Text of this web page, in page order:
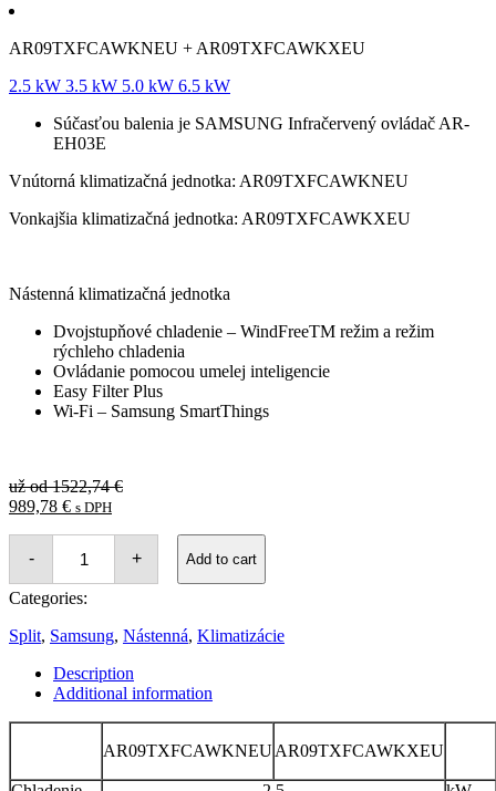
AR09TXFCAWKNEU + AR09TXFCAWKXEU
2.5 kW 3.5 kW 5.0 kW 6.5 kW
Súčasťou balenia je SAMSUNG Infračervený ovládač AR-
EH03E
Vnútorná klimatizačná jednotka: AR09TXFCAWKNEU
Vonkajšia klimatizačná jednotka: AR09TXFCAWKXEU
Nástenná klimatizačná jednotka
Dvojstupňové chladenie – WindFreeTM režim a režim
rýchleho chladenia
Ovládanie pomocou umelej inteligencie
Easy Filter Plus
Wi-Fi – Samsung SmartThings
už od1522,74€Original
989,78 €Current
989,78 €.
s DPH
-
Samsung
WindFree
quantity
+ Add to cart
Categories:
Split, Samsung, Nástenná, Klimatizácie
Description
Additional information
AR09TXFCAWKNEUAR09TXFCAWKXEU